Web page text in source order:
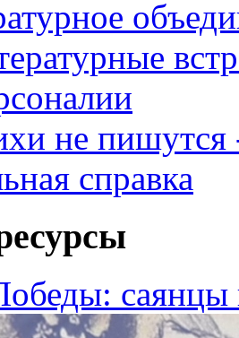
не пишутся
справка
саянцы